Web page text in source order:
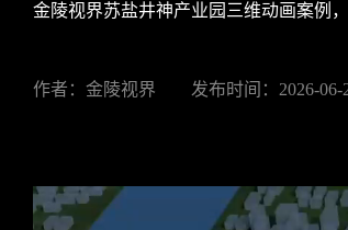
金陵视界苏盐井神产业园三维动画案例
作者：金陵视界 发布时间：2026-06-